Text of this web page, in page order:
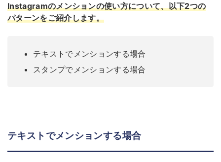
Instagramのメンションの使い方について、以下2つの
パターンをご紹介します。
テキストでメンションする場合
スタンプでメンションする場合
テキストでメンションする場合